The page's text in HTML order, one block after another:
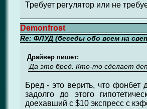
Требует регулятор или не
Demonfrost
Re: ФЛУД (беседы обо всем на
Драйвер пишет:
Да это бред. Кто-то сделает
Бред - это верить, что фонбет
задолго до этого
доехавший с $10 экспресс с